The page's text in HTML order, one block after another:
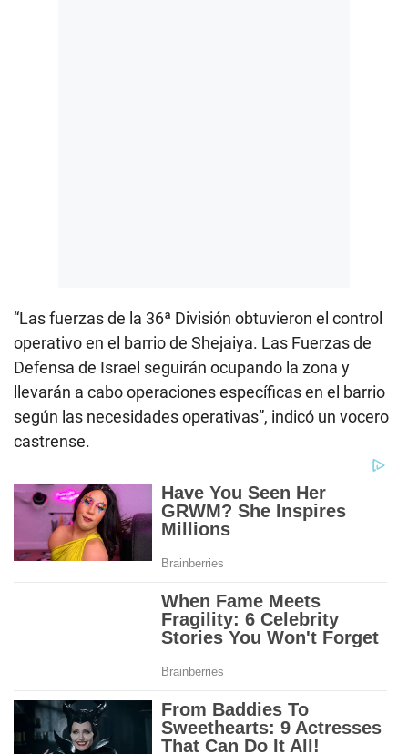
“Las fuerzas de la 36ª División obtuvieron el control
operativo en el barrio de Shejaiya. Las Fuerzas de
Defensa de Israel seguirán ocupando la zona y
llevarán a cabo operaciones específicas en el barrio
según las necesidades operativas”, indicó un vocero
castrense.